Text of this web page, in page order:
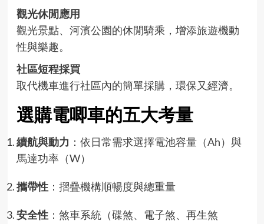
觀光休閒應用
觀光景點、河濱公園的休閒騎乘，增添旅遊機動
性與樂趣。
社區短程採買
取代機車進行社區內的簡單採購，環保又經濟。
選購電唧車的五大考量
續航與動力 ：依日常需求選擇電池容量（Ah）與
馬達功率（W）
攜帶性：摺疊機構順暢度與總重量
安全性：煞車系統（碟煞、電子煞、再生煞